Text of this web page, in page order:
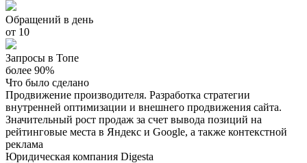
Обращений в день
от 10
Запросы в Топе
более 90%
Что было сделано
Продвижение производителя. Разработка стратегии
внутренней оптимизации и внешнего продвижения сайта.
Значительный рост продаж за счет вывода позиций на
рейтинговые места в Яндекс и Google, а также контекстной
реклама
Юридическая компания Digesta